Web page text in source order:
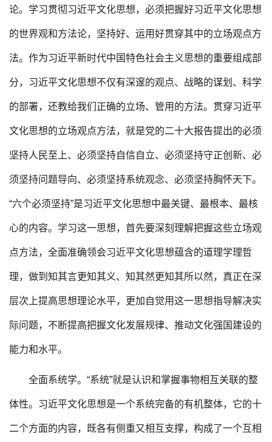
论。学习贯彻习近平文化思想，必须把握好习近平文化思想
的世界观和方法论，坚持好、运用好贯穿其中的立场观点方
法。作为习近平新时代中国特色社会主义思想的重要组成部
分，习近平文化思想不仅有深邃的观点、战略的谋划、科学
的部署，还教给我们正确的立场、管用的方法。贯穿习近平
文化思想的立场观点方法，就是党的二十大报告提出的必须
坚持人民至上、必须坚持自信自立、必须坚持守正创新、必
须坚持问题导向、必须坚持系统观念、必须坚持胸怀天下。
“六个必须坚持”是习近平文化思想中最关键、最根本、最核
心的内容。学习这一思想，首先要深刻理解把握这些立场观
点方法，全面准确领会习近平文化思想蕴含的道理学理哲
理，做到知其言更知其义、知其然更知其所以然，真正在深
层次上提高思想理论水平，更加自觉用这一思想指导解决实
际问题，不断提高把握文化发展规律、推动文化强国建设的
能力和水平。
全面系统学。“系统”就是认识和掌握事物相互关联的整
体性。习近平文化思想是一个系统完备的有机整体，它的十
二个方面的内容，既各有侧重又相互支撑，构成了一个互相